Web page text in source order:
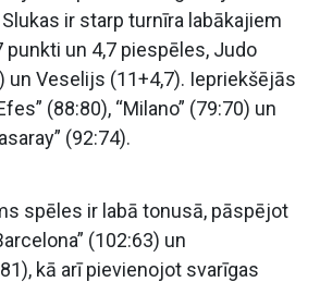
ir starp turnīra labākajiem
punkti un 4,7 piespēles, Judo
un Veselijs (11+4,7). Iepriekšējās
(88:80), “Milano” (79:70) un
(92:74).
spēles ir labā tonusā, pāspējot
(102:63) un
kā arī pievienojot svarīgas